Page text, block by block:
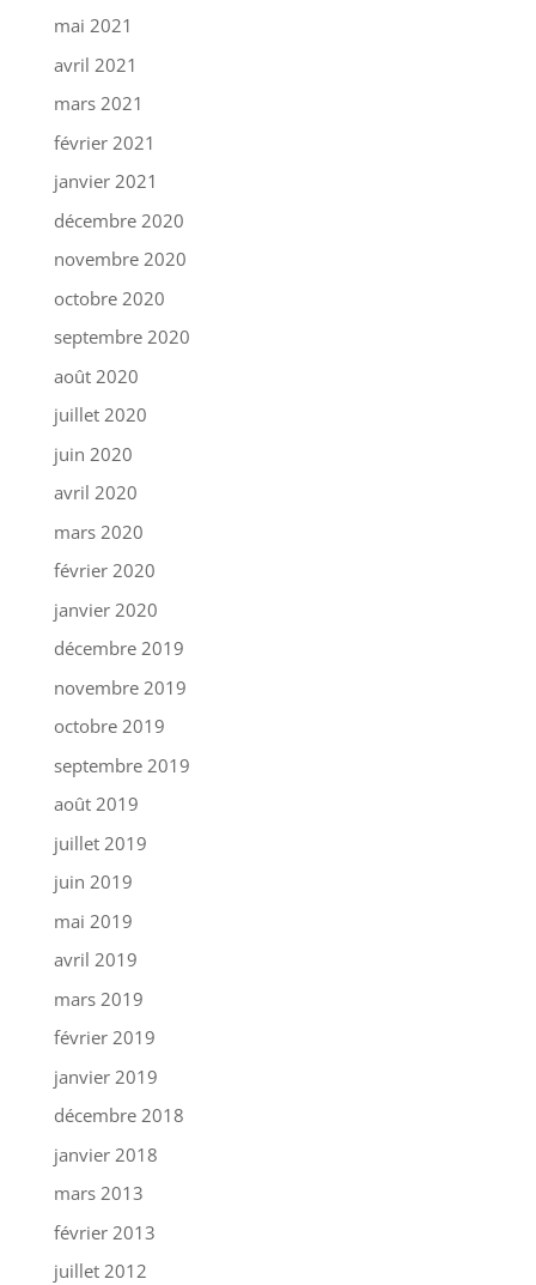
mai 2021
avril 2021
mars 2021
février 2021
janvier 2021
décembre 2020
novembre 2020
octobre 2020
septembre 2020
août 2020
juillet 2020
juin 2020
avril 2020
mars 2020
février 2020
janvier 2020
décembre 2019
novembre 2019
octobre 2019
septembre 2019
août 2019
juillet 2019
juin 2019
mai 2019
avril 2019
mars 2019
février 2019
janvier 2019
décembre 2018
janvier 2018
mars 2013
février 2013
juillet 2012